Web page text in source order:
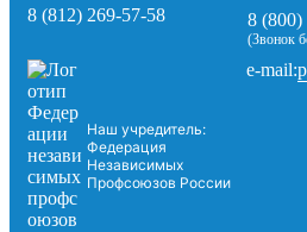
8 (812) 269-57-58
8 (800)
(Звонок
Наш учредитель:
Федерация
Независимых
Профсоюзов России
e-mail: